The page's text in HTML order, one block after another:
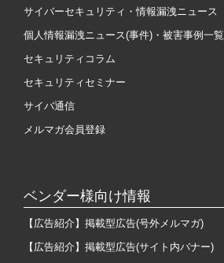
サイバーセキュリティ・情報漏洩ニュース
個人情報漏洩ニュース(事件)・被害事例一覧
セキュリティコラム
セキュリティセミナー
サイバ通信
メルマガ会員登録
ベンダー様向け情報
【広告紹介】掲載型広告(号外メルマガ)
【広告紹介】掲載型広告(サイト内バナー)